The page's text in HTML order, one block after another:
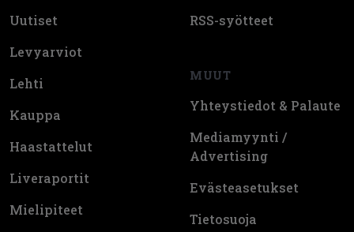
Uutiset
Levyarviot
Lehti
Kauppa
Haastattelut
Liveraportit
Mielipiteet
RSS-syötteet
MUUT
Yhteystiedot & Palaute
Mediamyynti /
Advertising
Evästeasetukset
Tietosuoja